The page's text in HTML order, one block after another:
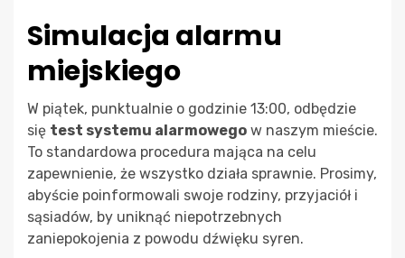
Simulacja alarmu
miejskiego
W piątek, punktualnie o godzinie 13:00, odbędzie
się test systemu alarmowego w naszym mieście.
To standardowa procedura mająca na celu
zapewnienie, że wszystko działa sprawnie. Prosimy,
abyście poinformowali swoje rodziny, przyjaciół i
sąsiadów, by uniknąć niepotrzebnych
zaniepokojenia z powodu dźwięku syren.